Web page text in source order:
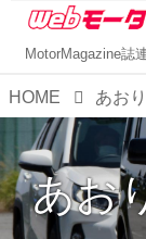
MotorMagazine誌
HOME あお
あお